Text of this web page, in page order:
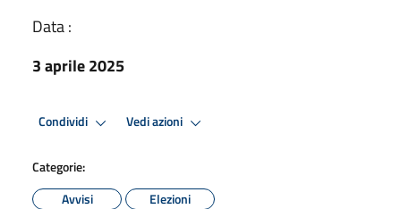
Data :
3 aprile 2025
Condividi Vedi azioni
Categorie:
Avvisi
Elezioni